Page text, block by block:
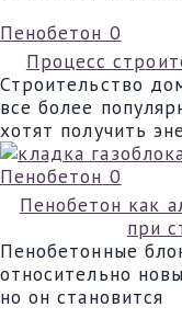
Пенобетон 0
Процесс
Строительство
все более
хотят получить
Пенобетон 0
Пенобетон как
при
Пенобетонные
относительно
но он становится